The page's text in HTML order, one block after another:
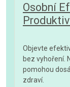
Osobní
Objevte
bez vyhoření.
pomohou
zdraví.